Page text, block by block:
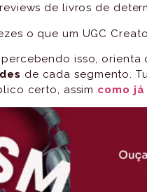
de livros de
o que um UGC
percebendo isso, orienta
de cada segmento.
certo, assim como